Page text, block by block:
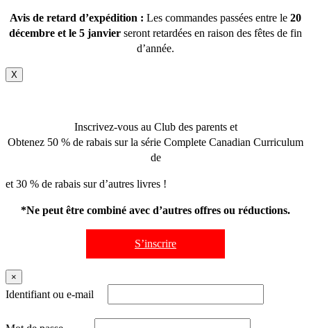
Avis de retard d’expédition : Les commandes passées entre le 20
décembre et le 5 janvier seront retardées en raison des fêtes de fin
d’année.
X
Inscrivez-vous au Club des parents et
Obtenez 50 % de rabais sur la série Complete Canadian Curriculum
de
et 30 % de rabais sur d’autres livres !
*Ne peut être combiné avec d’autres offres ou réductions.
S’inscrire
×
Identifiant ou e-mail